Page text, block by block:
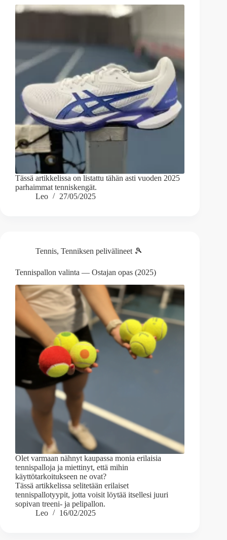
Tässä artikkelissa on listattu tähän asti vuoden 2025
parhaimmat tenniskengät.
Leo
27/05/2025
Tennis, Tenniksen pelivälineet 🎾
Tennispallon valinta — Ostajan opas (2025)
Olet varmaan nähnyt kaupassa monia erilaisia
tennispalloja ja miettinyt, että mihin
käyttötarkoitukseen ne ovat?
Tässä artikkelissa selitetään erilaiset
tennispallotyypit, jotta voisit löytää itsellesi juuri
sopivan treeni- ja pelipallon.
Leo
16/02/2025